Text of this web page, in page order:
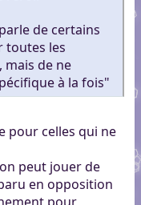
de certains
toutes les
mais de ne
à la fois"
pour celles qui ne
peut jouer de
en opposition